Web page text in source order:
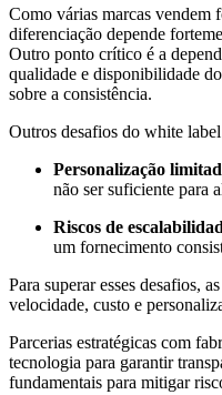
Como várias marcas vendem
diferenciação depende
Outro ponto crítico é a
qualidade e disponibilidade
sobre a consistência.
Outros desafios do white
Personalização
não ser suficiente para
Riscos de
um fornecimento
Para superar esses desafios,
velocidade, custo e
Parcerias estratégicas com
tecnologia para garantir
fundamentais para mitigar